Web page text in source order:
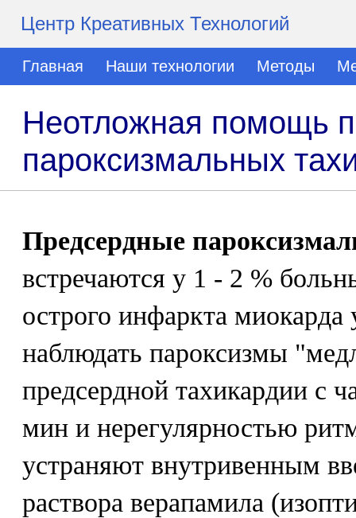
Центр Креативных Технологий
Главная Наши технологии Методы
Неотложная помощь
пароксизмальных
Предсердные
встречаются у 1 - 2 %
острого инфаркта
наблюдать пароксизмы
предсердной тахикардии с
мин и нерегулярностью
устраняют внутривенным
раствора верапамила